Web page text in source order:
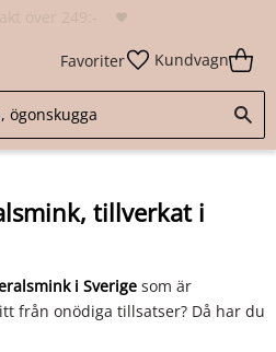
mineralsmink
Favoriter Kundvagn
tillverkat i
i Sverige som är
från onödiga tillsatser? Då har du